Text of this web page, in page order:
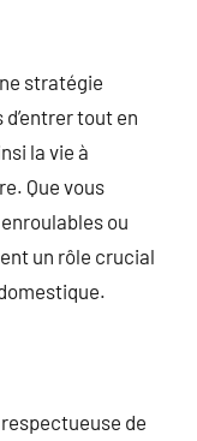
stratégie
tout en
la vie à
Que vous
ou
un rôle crucial
de